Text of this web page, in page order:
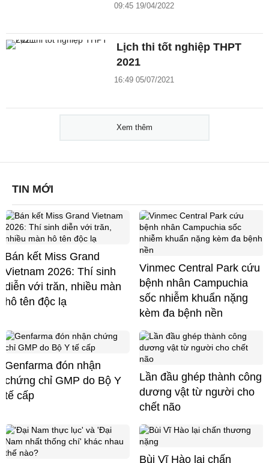
09:45 19/04/2022
Lịch thi tốt nghiệp THPT
2021
16:49 05/07/2021
Xem thêm
TIN MỚI
Bán kết Miss Grand
Vietnam 2026: Thí sinh
diễn với trăn, nhiều màn
hô tên độc lạ
Vinmec Central Park cứu
bệnh nhân Campuchia
sốc nhiễm khuẩn nặng
kèm đa bệnh nền
Genfarma đón nhận
chứng chỉ GMP do Bộ Y
tế cấp
Lần đầu ghép thành công
dương vật từ người cho
chết não
Bùi Vĩ Hào lại chấn